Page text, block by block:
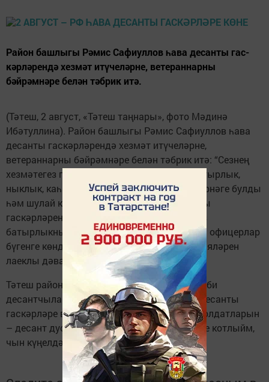
Район башлыгы Рәмис Сафиуллов һава десанты гас­
кәрләрендә хезмәт итүчеләрне, ветераннарны
бәйрәмнәре белән тәбрик итә.
(Тәтеш, 2 август, «Тәтеш таңнары», фото Мәдинә
Ибәтуллина). Район башлыгы Рәмис Сафиуллов һава
десанты гас­кәрләрендә хезмәт итүчеләрне,
ветераннарны бәйрәмнәре белән тәбрик итә: “Сезнең
хезмәтегез гомер-гомергә фидакарьлек, батырлык,
ныклык, каһарманлык, Ватанга тугрылык үрнәге булды
һәм шулай калачак та. Россия һава десанты
гаскәрләренең тарихы меңләгән тиңдәшсез
батырлыкны сый­дыра. Яшь солдатлар һәм офицерлар
бүгенге көндә элгәреләрнең данлы традицияләрен
лаеклы дәвам итәләр.
Тәтеш районында яшәүчеләр үзләренең хәрби
десантчылары белән горурланалар! Һава десанты
гаскәрләре ветераннарын, офицерларын, солдатларын
– десант дуслыгына туг­ры калган һәркемне котлыйм,
чын күңелдән бәхет һәм җитешлек телим”.